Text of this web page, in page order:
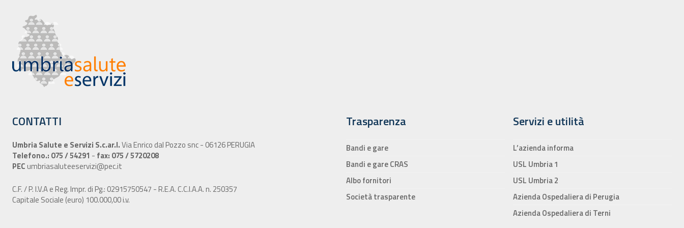
CONTATTI
Umbria Salute e Servizi S.c.ar.l.Via Enrico dal Pozzo snc - 06126 PERUGIA
Telefono.: 075 / 54291 - fax: 075 / 5720208
PECumbriasaluteeservizi@pec.it
C.F. / P. I.V.A e Reg. Impr. di Pg.: 02915750547 - R.E.A. C.C.I.A.A. n. 250357
Capitale Sociale (euro) 100.000,00 i.v.
Trasparenza
Bandi e gare
Bandi e gare CRAS
Albo fornitori
Società trasparente
Servizi e utilità
L’azienda informa
USL Umbria 1
USL Umbria 2
Azienda Ospedaliera di Perugia
Azienda Ospedaliera di Terni